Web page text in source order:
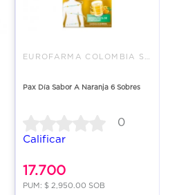
Pax Día Sabor A Naranja 6 Sobres
0
Calificar
17.700
PUM: $ 2,950.00 SOB